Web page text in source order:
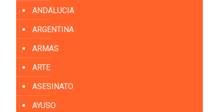
ANDALUCIA
ARGENTINA
ARMAS
ARTE
ASESINATO
AYUSO